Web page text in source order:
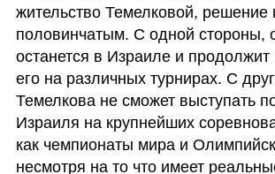
жительство Темелковой, решение
половинчатым. С одной стороны,
останется в Израиле и продолжит
его на различных турнирах. С
Темелкова не сможет выступать
Израиля на крупнейших
как чемпионаты мира и
несмотря на то что имеет